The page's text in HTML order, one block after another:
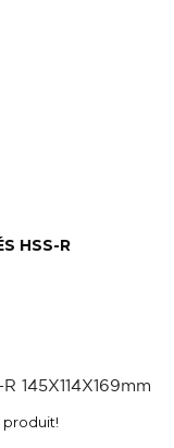
HSS-R
145X114X169mm
produit!